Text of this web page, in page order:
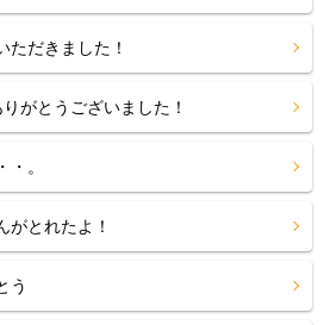
ただきました！
がとうございました！
。
がとれたよ！
う